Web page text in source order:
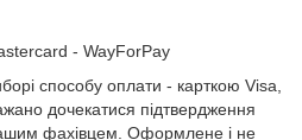
- WayForPay
способу оплати - карткою Visa,
дочекатися підтвердження
фахівцем. Оформлене і не